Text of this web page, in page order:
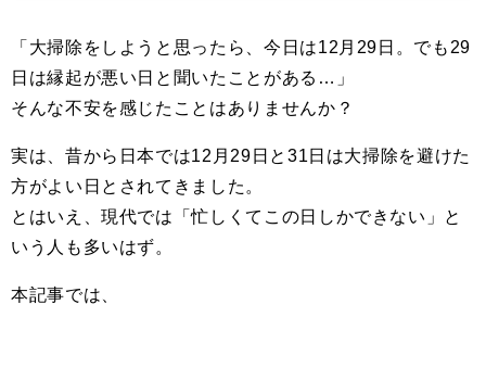
「大掃除をしようと思ったら、今日は12月29日。でも29
日は縁起が悪い日と聞いたことがある…」
そんな不安を感じたことはありませんか？
実は、昔から日本では12月29日と31日は大掃除を避けた
方がよい日とされてきました。
とはいえ、現代では「忙しくてこの日しかできない」と
いう人も多いはず。
本記事では、